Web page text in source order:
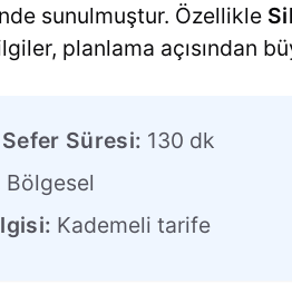
sunulmuştur. Özellikle
planlama açısından
Süresi: 130 dk
Bölgesel
Kademeli tarife